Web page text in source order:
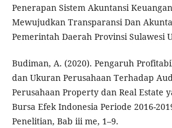
Penerapan Sistem Akuntansi
Mewujudkan Transparansi Dan
Pemerintah Daerah Provinsi Sulawesi
Budiman, A. (2020). Pengaruh
dan Ukuran Perusahaan Terhadap
Perusahaan Property dan Real Estate
Bursa Efek Indonesia Periode 2016-
Penelitian, Bab iii me, 1–9.